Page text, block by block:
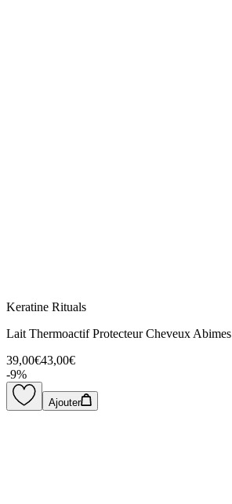
Keratine Rituals
Lait Thermoactif Protecteur Cheveux Abimes
39,00€43,00€
-9%
Ajouter